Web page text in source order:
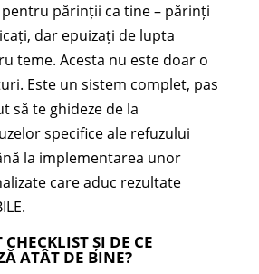
părinții ca tine – părinți
dar epuizați de lupta
teme. Acesta nu este doar o
Este un sistem complet, pas
să te ghideze de la
specifice ale refuzului
la implementarea unor
care aduc rezultate
CHECKLIST ȘI DE CE
ATÂT DE BINE?